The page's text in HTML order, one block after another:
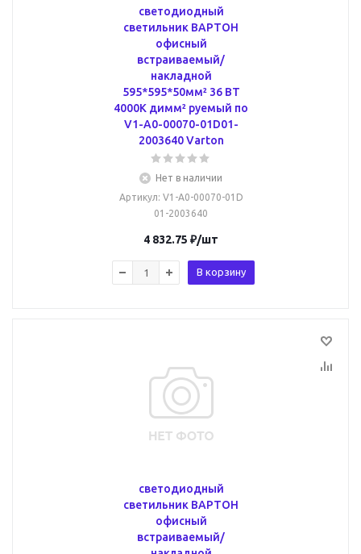
светодиодный
светильник ВАРТОН
офисный
встраиваемый/
накладной
595*595*50мм² 36 ВТ
4000К димм² руемый по
V1-A0-00070-01D01-
2003640 Varton
Нет в наличии
Артикул: V1-A0-00070-01D
01-2003640
4 832.75 ₽/шт
В корзину
светодиодный
светильник ВАРТОН
офисный
встраиваемый/